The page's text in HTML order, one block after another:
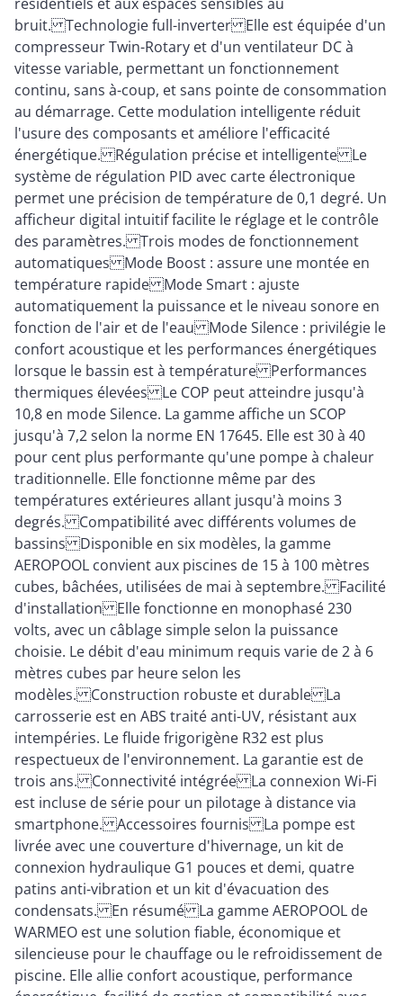
bruit. Technologie full-inverter Elle est équipée d'un
compresseur Twin-Rotary et d'un ventilateur DC à
vitesse variable, permettant un fonctionnement
continu, sans à-coup, et sans pointe de consommation
au démarrage. Cette modulation intelligente réduit
l'usure des composants et améliore l'efficacité
énergétique. Régulation précise et intelligente Le
système de régulation PID avec carte électronique
permet une précision de température de 0,1 degré. Un
afficheur digital intuitif facilite le réglage et le contrôle
des paramètres. Trois modes de fonctionnement
automatiques Mode Boost : assure une montée en
température rapide Mode Smart : ajuste
automatiquement la puissance et le niveau sonore en
fonction de l'air et de l'eau Mode Silence : privilégie le
confort acoustique et les performances énergétiques
lorsque le bassin est à température Performances
thermiques élevées Le COP peut atteindre jusqu'à
10,8 en mode Silence. La gamme affiche un SCOP
jusqu'à 7,2 selon la norme EN 17645. Elle est 30 à 40
pour cent plus performante qu'une pompe à chaleur
traditionnelle. Elle fonctionne même par des
températures extérieures allant jusqu'à moins 3
degrés. Compatibilité avec différents volumes de
bassins Disponible en six modèles, la gamme
AEROPOOL convient aux piscines de 15 à 100 mètres
cubes, bâchées, utilisées de mai à septembre. Facilité
d'installation Elle fonctionne en monophasé 230
volts, avec un câblage simple selon la puissance
choisie. Le débit d'eau minimum requis varie de 2 à 6
mètres cubes par heure selon les
modèles. Construction robuste et durable La
carrosserie est en ABS traité anti-UV, résistant aux
intempéries. Le fluide frigorigène R32 est plus
respectueux de l'environnement. La garantie est de
trois ans. Connectivité intégrée La connexion Wi-Fi
est incluse de série pour un pilotage à distance via
smartphone. Accessoires fournis La pompe est
livrée avec une couverture d'hivernage, un kit de
connexion hydraulique G1 pouces et demi, quatre
patins anti-vibration et un kit d'évacuation des
condensats. En résumé La gamme AEROPOOL de
WARMEO est une solution fiable, économique et
silencieuse pour le chauffage ou le refroidissement de
piscine. Elle allie confort acoustique, performance